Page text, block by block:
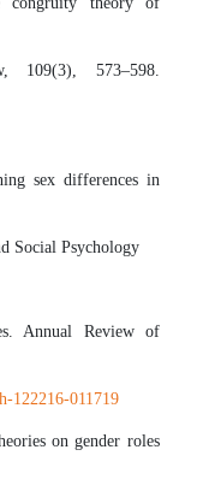
109(3), 573–598.
sex differences in
Social Psychology
Annual Review of
122216-011719
on gender roles